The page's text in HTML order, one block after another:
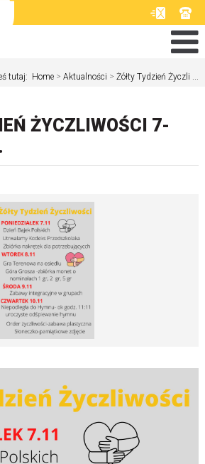
tutaj: Home > Aktualności > Żółty Tydzień Życzli ...
ŻYCZLIWOŚCI 7-